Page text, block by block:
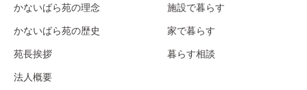
かないばら苑の理念
かないばら苑の歴史
苑長挨拶
法人概要
施設で暮らす
家で暮らす
暮らす相談